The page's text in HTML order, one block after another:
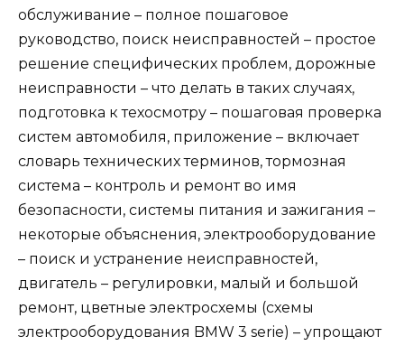
обслуживание – полное пошаговое
руководство, поиск неисправностей – простое
решение специфических проблем, дорожные
неисправности – что делать в таких случаях,
подготовка к техосмотру – пошаговая проверка
систем автомобиля, приложение – включает
словарь технических терминов, тормозная
система – контроль и ремонт во имя
безопасности, системы питания и зажигания –
некоторые объяснения, электрооборудование
– поиск и устранение неисправностей,
двигатель – регулировки, малый и большой
ремонт, цветные электросхемы (схемы
электрооборудования BMW 3 serie) – упрощают